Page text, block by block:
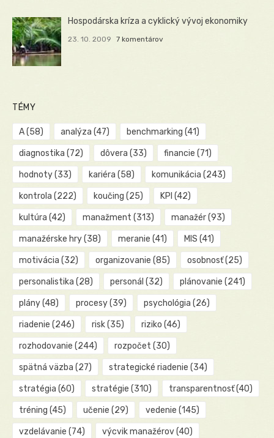
Hospodárska kríza a cyklický vývoj ekonomiky
23. 10. 2009 7 komentárov
TÉMY
A(58) analýza (47) benchmarking (41)
diagnostika (72) dôvera (33) financie (71)
hodnoty(33) kariéra (58) komunikácia (243)
kontrola (222) koučing (25) KPI (42)
kultúra (42) manažment (313) manažér(93)
manažérske hry(38) meranie (41) MIS (41)
motivácia (32) organizovanie (85) osobnosť(25)
personalistika (28) personál (32) plánovanie (241)
plány(48) procesy(39) psychológia (26)
riadenie (246) risk(35) riziko (46)
rozhodovanie (244) rozpočet (30)
spätná väzba (27) strategické riadenie (34)
stratégia (60) stratégie (310) transparentnosť(40)
tréning (45) učenie (29) vedenie (145)
vzdelávanie (74) výcvik manažérov(40)